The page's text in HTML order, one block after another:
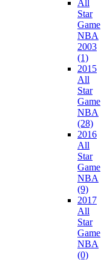
All
Star
Game
NBA
2003
(1)
2015
All
Star
Game
NBA
(28)
2016
All
Star
Game
NBA
(9)
2017
All
Star
Game
NBA
(0)